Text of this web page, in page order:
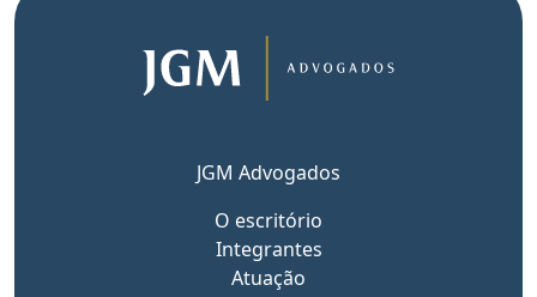
JGM Advogados
O escritório
Integrantes
Atuação